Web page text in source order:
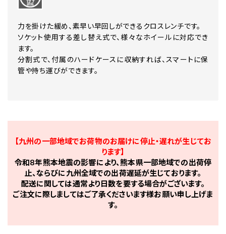
力を掛けた緩め、素早い早回しができるクロスレンチです。
ソケット使用する差し替え式で、様々なホイールに対応でき
ます。
分割式で、付属のハードケースに収納すれば、スマートに保
管や持ち運びができます。
【九州の一部地域でお荷物のお届けに停止・遅れが生じてお
ります】
令和8年熊本地震の影響により、熊本県一部地域での出荷停
止、ならびに九州全域での出荷遅延が生じております。
配送に関しては通常より日数を要する場合がございます。
ご注文に際しましてはご了承くださいます様お願い申し上げま
す。